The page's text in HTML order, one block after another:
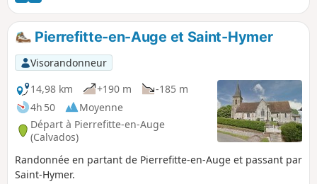
de 9 ans).
Pierrefitte-en-Auge et Saint-Hymer
Visorandonneur
14,98 km
+190 m
-185 m
4h 50
Moyenne
Départ à Pierrefitte-en-Auge
(Calvados)
Randonnée en partant de Pierrefitte-en-Auge et passant par
Saint-Hymer.